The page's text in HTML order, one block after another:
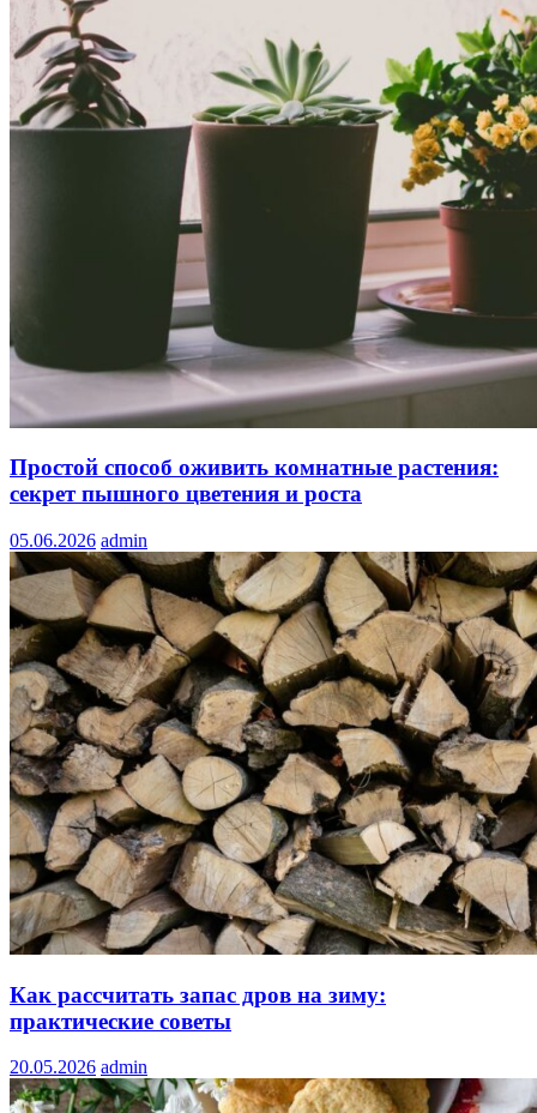
Простой способ оживить комнатные растения:
секрет пышного цветения и роста
05.06.2026 admin
Как рассчитать запас дров на зиму:
практические советы
20.05.2026 admin